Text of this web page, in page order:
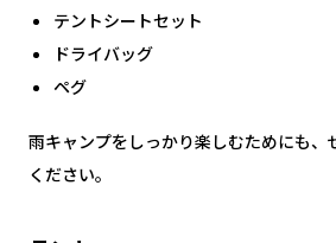
テントシートセット
ドライバッグ
ペグ
雨キャンプをしっかり楽しむためにも、
ください。